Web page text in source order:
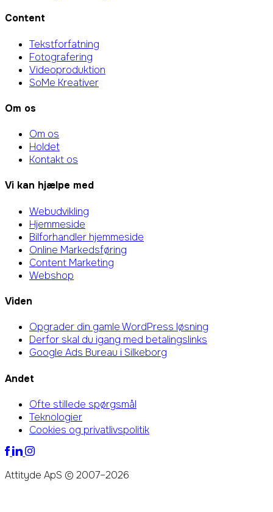
Content
Tekstforfatning
Fotografering
Videoproduktion
SoMe Kreativer
Om os
Om os
Holdet
Kontakt os
Vi kan hjælpe med
Webudvikling
Hjemmeside
Bilforhandler hjemmeside
Online Markedsføring
Content Marketing
Webshop
Viden
Opgrader din gamle WordPress løsning
Derfor skal du igang med betalingslinks
Google Ads Bureau i Silkeborg
Andet
Ofte stillede spørgsmål
Teknologier
Cookies og privatlivspolitik
Attityde ApS © 2007–2026